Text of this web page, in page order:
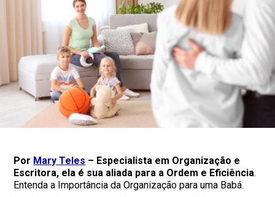
Por Mary Teles – Especialista em Organização e
Escritora, ela é sua aliada para a Ordem e Eficiência.
Entenda a Importância da Organização para uma Babá.